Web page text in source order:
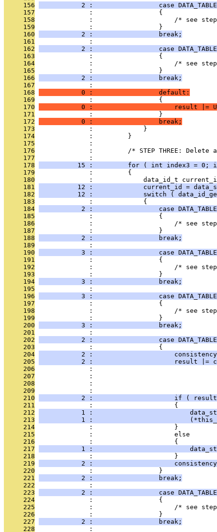
     156
2 :                 case
     157
              :                 {
     158
:                     /* see
     159
              :                 }
     160
           2 :                 break;
     161
              :
     162
2 :                 case
     163
              :                 {
     164
:                     /* see
     165
              :                 }
     166
           2 :                 break;
     167
              :
     168
           0 :                 default:
     169
              :                 {
     170
0 :                     result |=
     171
              :                 }
     172
           0 :                 break;
     173
              :             }
     174
              :         }
     175
              :
     176
:         /* STEP THREE: Delete
     177
              :
     178
15 :         for ( int index3 = 0;
     179
              :         {
     180
:             data_id_t
     181
12 :             current_id =
     182
12 :             switch (
     183
              :             {
     184
2 :                 case
     185
              :                 {
     186
:                     /* see
     187
              :                 }
     188
           2 :                 break;
     189
              :
     190
3 :                 case
     191
              :                 {
     192
:                     /* see
     193
              :                 }
     194
           3 :                 break;
     195
              :
     196
3 :                 case
     197
              :                 {
     198
:                     /* see
     199
              :                 }
     200
           3 :                 break;
     201
              :
     202
2 :                 case
     203
              :                 {
     204
2 :
     205
2 :                     result |=
     206
:
     207
:
     208
:
     209
:
     210
2 :                     if (
     211
              :                     {
     212
1 :
     213
1 :
     214
              :                     }
     215
              :                     else
     216
              :                     {
     217
1 :
     218
              :                     }
     219
2 :
     220
              :                 }
     221
           2 :                 break;
     222
              :
     223
2 :                 case
     224
              :                 {
     225
:                     /* see
     226
              :                 }
     227
           2 :                 break;
     228
              :